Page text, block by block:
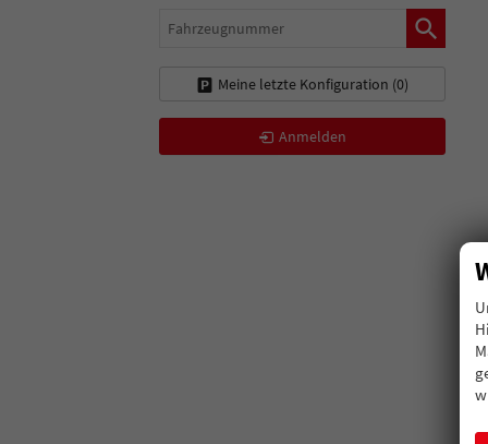
Fahrzeugnummer
Meine letzte Konfiguration (0)
Anmelden